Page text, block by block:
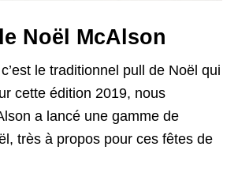
Noël McAlson
le traditionnel pull de Noël qui
cette édition 2019, nous
a lancé une gamme de
très à propos pour ces fêtes de